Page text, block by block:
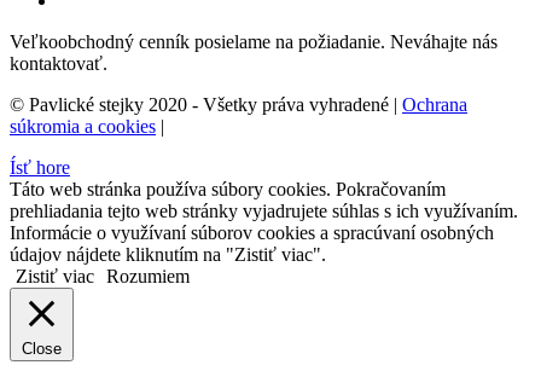
Veľkoobchodný cenník posielame na požiadanie. Neváhajte nás
kontaktovať.
© Pavlické stejky 2020 - Všetky práva vyhradené | Ochrana
súkromia a cookies |
Ísť hore
Táto web stránka používa súbory cookies. Pokračovaním
prehliadania tejto web stránky vyjadrujete súhlas s ich využívaním.
Informácie o využívaní súborov cookies a spracúvaní osobných
údajov nájdete kliknutím na "Zistiť viac".
Zistiť viac Rozumiem
Close